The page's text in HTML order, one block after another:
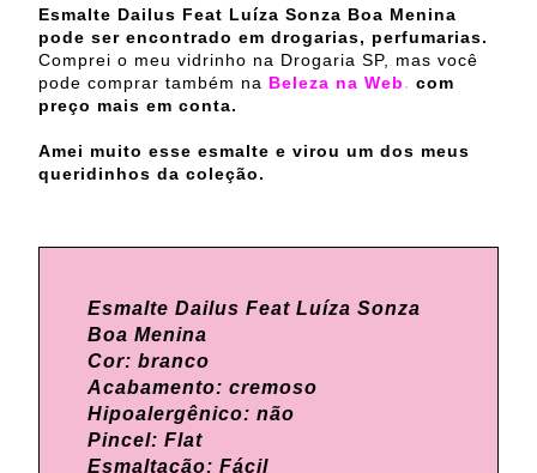
Esmalte Dailus Feat Luíza Sonza Boa Menina
pode ser encontrado em drogarias, perfumarias.
Comprei o meu vidrinho na Drogaria SP, mas você
pode comprar também na Beleza na Web. com
preço mais em conta.
Amei muito esse esmalte e virou um dos meus
queridinhos da coleção.
Esmalte Dailus Feat Luíza Sonza
Boa Menina
Cor: branco
Acabamento: cremoso
Hipoalergênico: não
Pincel: Flat
Esmaltação: Fácil